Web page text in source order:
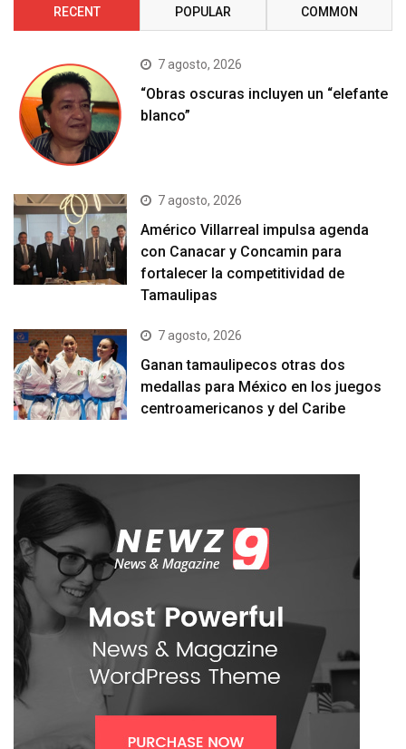
RECENT POPULAR COMMON
7 agosto, 2026
“Obras oscuras incluyen un “elefante
blanco”
7 agosto, 2026
Américo Villarreal impulsa agenda
con Canacar y Concamin para
fortalecer la competitividad de
Tamaulipas
7 agosto, 2026
Ganan tamaulipecos otras dos
medallas para México en los juegos
centroamericanos y del Caribe